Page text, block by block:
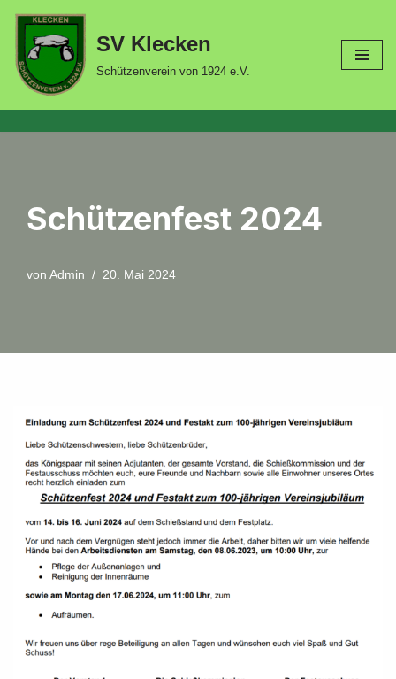
Zum
Inhalt
springen
SV Klecken
Schützenverein von 1924 e.V.
Schützenfest 2024
von Admin 20. Mai 2024